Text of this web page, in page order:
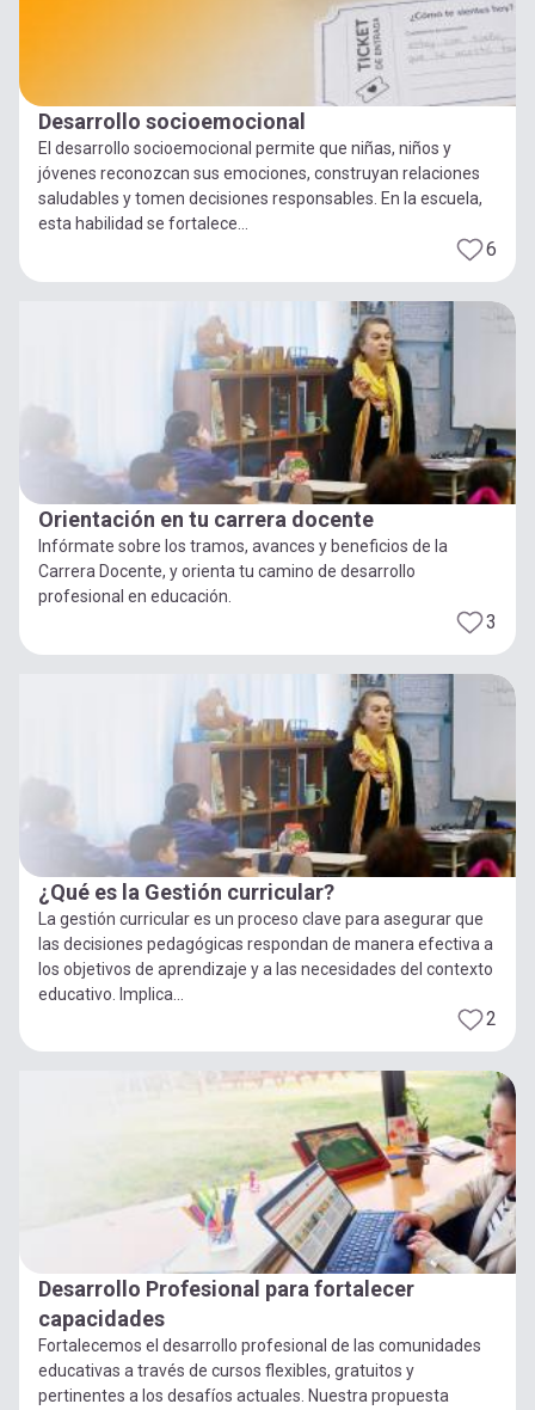
Desarrollo socioemocional
El desarrollo socioemocional permite que niñas, niños y
jóvenes reconozcan sus emociones, construyan relaciones
saludables y tomen decisiones responsables. En la escuela,
esta habilidad se fortalece...
6
Orientación en tu carrera docente
Infórmate sobre los tramos, avances y beneficios de la
Carrera Docente, y orienta tu camino de desarrollo
profesional en educación.
3
¿Qué es la Gestión curricular?
La gestión curricular es un proceso clave para asegurar que
las decisiones pedagógicas respondan de manera efectiva a
los objetivos de aprendizaje y a las necesidades del contexto
educativo. Implica...
2
Desarrollo Profesional para fortalecer
capacidades
Fortalecemos el desarrollo profesional de las comunidades
educativas a través de cursos flexibles, gratuitos y
pertinentes a los desafíos actuales. Nuestra propuesta